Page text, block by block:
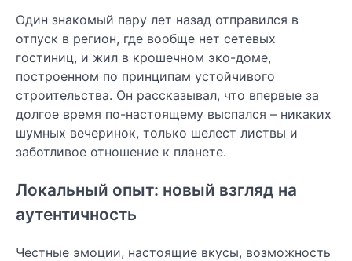
Один знакомый пару лет назад отправился в
отпуск в регион, где вообще нет сетевых
гостиниц, и жил в крошечном эко-доме,
построенном по принципам устойчивого
строительства. Он рассказывал, что впервые за
долгое время по-настоящему выспался – никаких
шумных вечеринок, только шелест листвы и
заботливое отношение к планете.
Локальный опыт: новый взгляд на
аутентичность
Честные эмоции, настоящие вкусы, возможность